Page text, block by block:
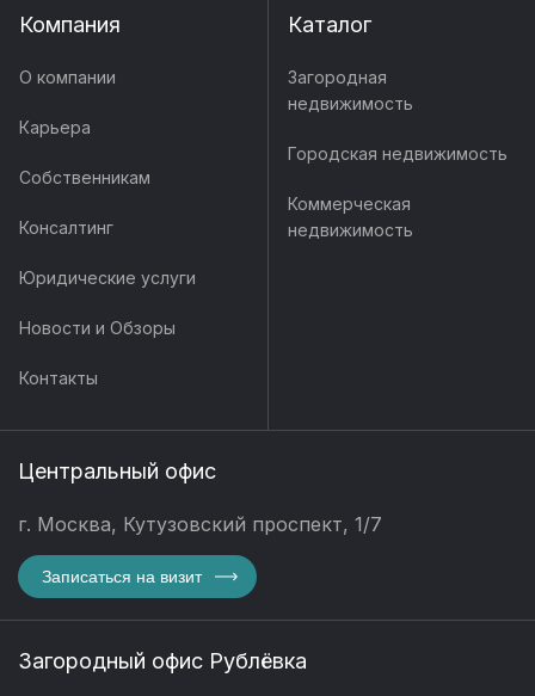
Компания
О компании
Карьера
Собственникам
Консалтинг
Юридические услуги
Новости и Обзоры
Контакты
Каталог
Загородная
недвижимость
Городская недвижимость
Коммерческая
недвижимость
Центральный офис
г. Москва, Кутузовский проспект, 1/7
Записаться на визит
Загородный офис Рублёвка